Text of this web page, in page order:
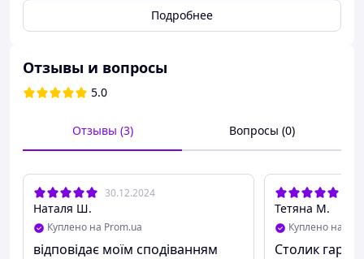
До того ж вона цілком екологічна та безпечна для
здоров'я. Виріб стане ідеальним варіантом для спальні,
невеликій площі, заощаджуючи вільний простір.
Універсальний колір та сучасний дизайн дозволять
- Проріз для планшету;
Розмір: 60х 40х 4 см
Максимальна висота: 25.5 см
Вага: 2.5 кг
Подробнее
Отзывы и вопросы
5.0
Отзывы (3) Вопросы (0)
30.12.2024
Наталя Ш.
Куплено на Prom.ua
відповідає моїм сподіванням
Тетяна М.
Куплено на
Столик